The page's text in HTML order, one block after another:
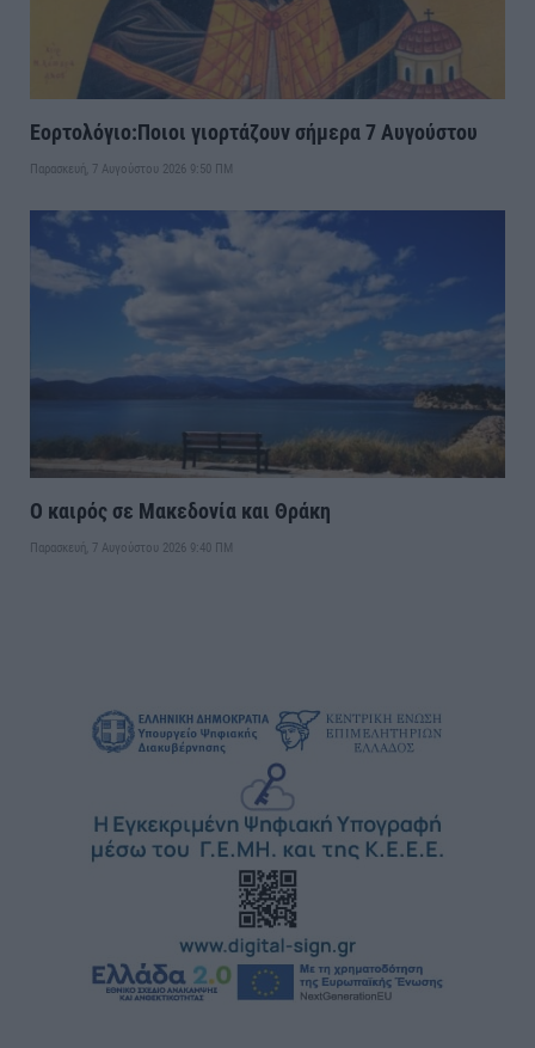
Εορτολόγιο:Ποιοι γιορτάζουν σήμερα 7 Αυγούστου
Παρασκευή, 7 Αυγούστου 2026 9:50 ΠΜ
Ο καιρός σε Μακεδονία και Θράκη
Παρασκευή, 7 Αυγούστου 2026 9:40 ΠΜ